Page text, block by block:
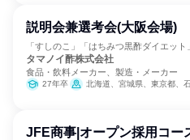
説明会兼選考会(大阪会場)
「すしのこ」「はちみつ黒酢ダイエット
タマノイ酢株式会社
食品・飲料メーカー、製造・メーカー
27年卒 北海道、宮城県、東京都、石川県、愛知県、大阪府、奈良県、広島県、福岡
JFE商事|オープン採用コー